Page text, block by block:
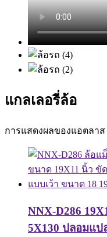
แกลเลอรี่ล้อ
การแสดงผลของแอตลาส
NNX-D286
5X130 ปลอมแป